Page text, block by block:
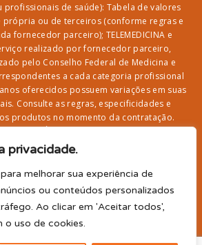
privacidade.
melhorar sua experiência de
ou conteúdos personalizados
Ao clicar em 'Aceitar todos',
o uso de cookies.
profissionais de saúde): Tabela de valores
própria ou de terceiros (conforme regras e
fornecedor parceiro); TELEMEDICINA e
realizado por fornecedor parceiro,
pelo Conselho Federal de Medicina e
a cada categoria profissional
oferecidos possuem variações em suas
Consulte as regras, especificidades e
produtos no momento da contratação.
SEGURO DE VIDA, ACIDENTES
FUNERAL 24H, ASSISTÊNCIA
Produto com registro SUSEP
SEGUROS SURA (CNPJ sob o nº
de 64 anos (titular) e carência de 60
para utilização.